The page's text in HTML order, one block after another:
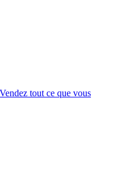
tout ce que vous